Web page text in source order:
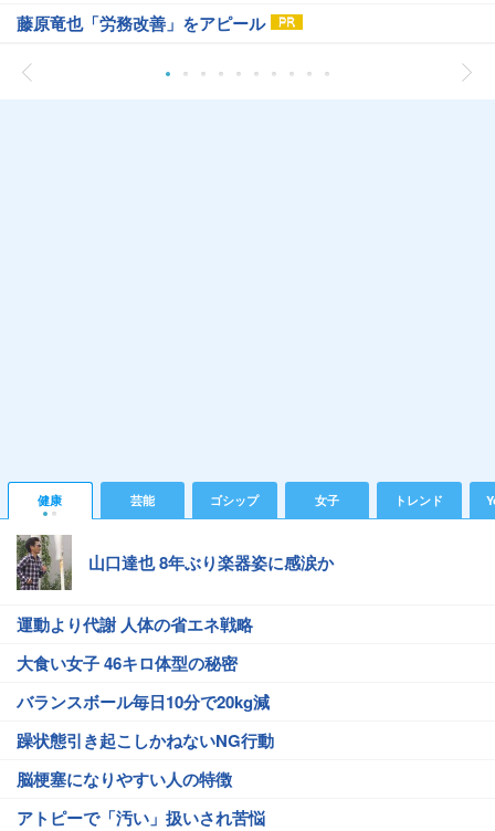
藤原竜也「労務改善」をアピール
健康 芸能 ゴシップ 女子 トレンド
山口達也 8年ぶり楽器姿に感涙か
運動より代謝 人体の省エネ戦略
大食い女子 46キロ体型の秘密
バランスボール毎日10分で20kg減
躁状態引き起こしかねないNG行動
脳梗塞になりやすい人の特徴
アトピーで「汚い」扱いされ苦悩